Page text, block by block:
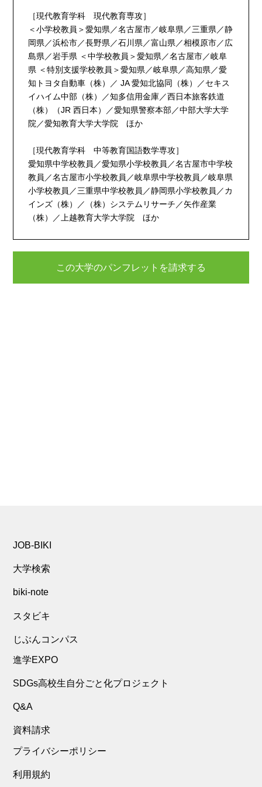
［現代教育学科 現代教育専攻］
＜小学校教員＞愛知県／名古屋市／岐阜県／三重県／静
岡県／浜松市／長野県／石川県／富山県／相模原市／広
島県／岩手県 ＜中学校教員＞愛知県／名古屋市／岐阜
県 ＜特別支援学校教員＞愛知県／岐阜県／高知県／愛
知トヨタ自動車（株）／ JA 愛知北協同（株）／セキス
イハイム中部（株）／知多信用金庫／西日本旅客鉄道
（株）（JR 西日本）／愛知県警察本部／中部大学大学
院／愛知教育大学大学院 ほか
［現代教育学科 中等教育国語数学専攻］
愛知県中学校教員／愛知県小学校教員／名古屋市中学校
教員／名古屋市小学校教員／岐阜県中学校教員／岐阜県
小学校教員／三重県中学校教員／静岡県小学校教員／カ
インズ（株）／（株）システムリサーチ／矢作産業
（株）／上越教育大学大学院 ほか
この大学のパンフレットを請求する
JOB-BIKI
大学検索
biki-note
スタビキ
じぶんコンパス
進学EXPO
SDGs高校生自分ごと化プロジェクト
Q&A
資料請求
プライバシーポリシー
利用規約